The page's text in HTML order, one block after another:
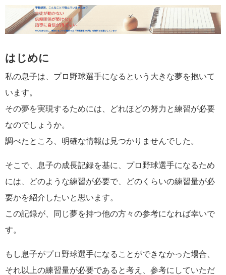
はじめに
私の息子は、プロ野球選手になるという大きな夢を抱いて
います。
その夢を実現するためには、どれほどの努力と練習が必要
なのでしょうか。
調べたところ、明確な情報は見つかりませんでした。
そこで、息子の成長記録を基に、プロ野球選手になるため
には、どのような練習が必要で、どのくらいの練習量が必
要かを紹介したいと思います。
この記録が、同じ夢を持つ他の方々の参考になれば幸いで
す。
もし息子がプロ野球選手になることができなかった場合、
それ以上の練習量が必要であると考え、参考にしていただ